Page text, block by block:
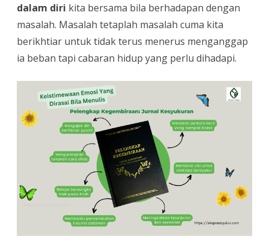
dalam diri kita bersama bila berhadapan dengan
masalah. Masalah tetaplah masalah cuma kita
berikhtiar untuk tidak terus menerus menganggap
ia beban tapi cabaran hidup yang perlu dihadapi.